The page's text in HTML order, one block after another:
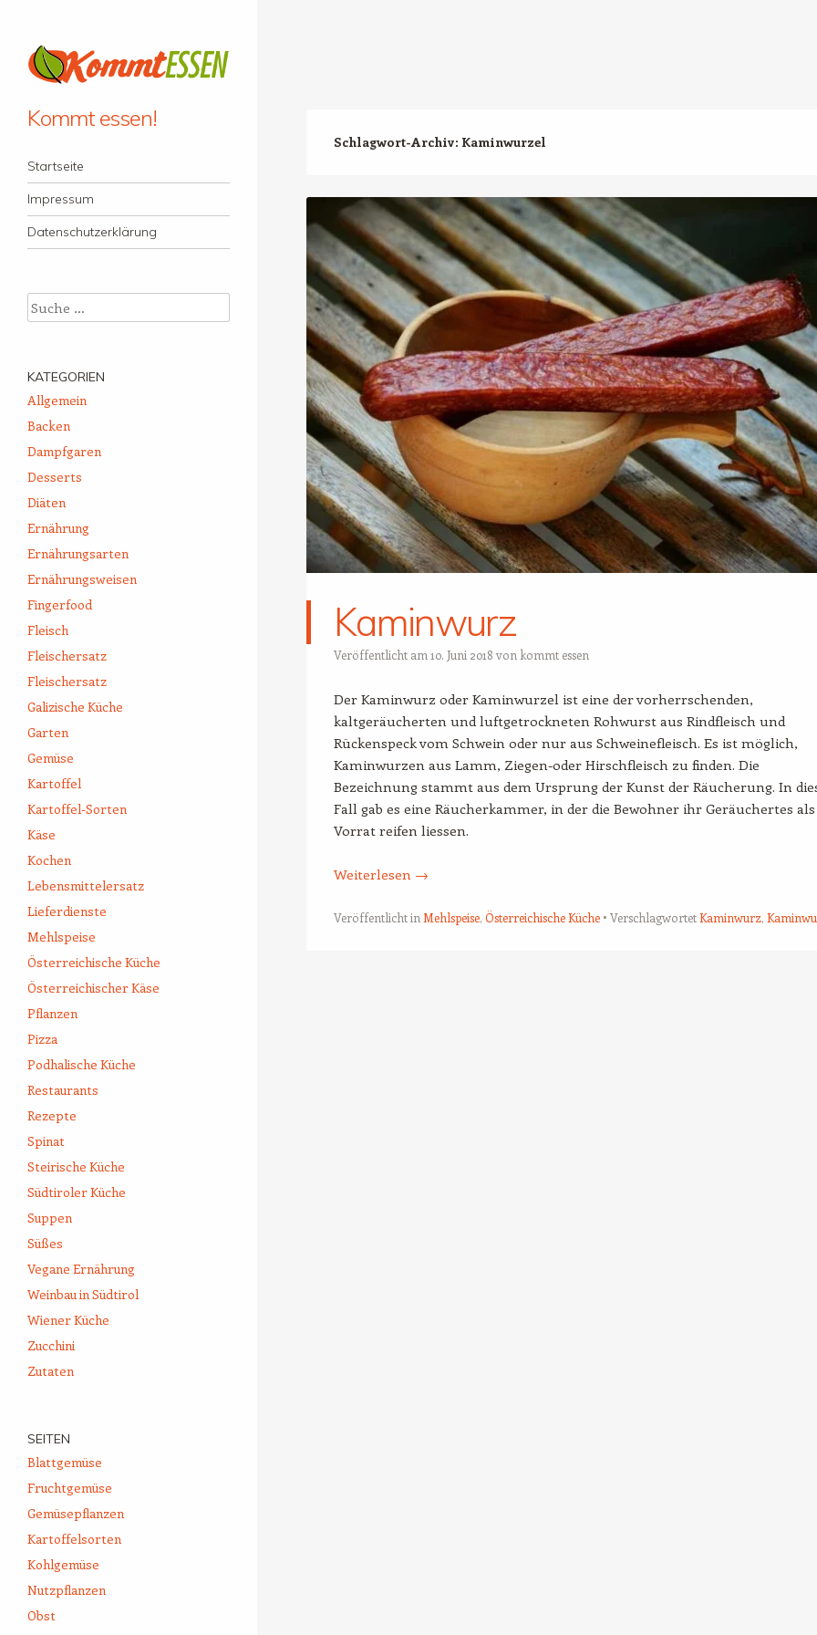
Kommt essen!
Menü
Zum Inhalt springen
Startseite
Impressum
Datenschutzerklärung
Schlagwort-Archiv: Kaminwurzel
Kaminwurz
Veröffentlicht am 10. Juni 2018 von kommt essen
Der Kaminwurz oder Kaminwurzel ist eine der vorherrschenden,
kaltgeräucherten und luftgetrockneten Rohwurst aus Rindfleisch und
Rückenspeck vom Schwein oder nur aus Schweinefleisch. Es ist möglich,
Kaminwurzen aus Lamm, Ziegen-oder Hirschfleisch zu finden. Die
Bezeichnung stammt aus dem Ursprung der Kunst der Räucherung. In
Fall gab es eine Räucherkammer, in der die Bewohner ihr Geräuchertes als
Vorrat reifen liessen.
Weiterlesen →
Veröffentlicht in Mehlspeise, Österreichische Küche VerschlagwortetKaminwurz,
Suche
KATEGORIEN
Allgemein
Backen
Dampfgaren
Desserts
Diäten
Ernährung
Ernährungsarten
Ernährungsweisen
Fingerfood
Fleisch
Fleischersatz
Fleischersatz
Galizische Küche
Garten
Gemüse
Kartoffel
Kartoffel-Sorten
Käse
Kochen
Lebensmittelersatz
Lieferdienste
Mehlspeise
Österreichische Küche
Österreichischer Käse
Pflanzen
Pizza
Podhalische Küche
Restaurants
Rezepte
Spinat
Steirische Küche
Südtiroler Küche
Suppen
Süßes
Vegane Ernährung
Weinbau in Südtirol
Wiener Küche
Zucchini
Zutaten
SEITEN
Blattgemüse
Fruchtgemüse
Gemüsepflanzen
Kartoffelsorten
Kohlgemüse
Nutzpflanzen
Obst